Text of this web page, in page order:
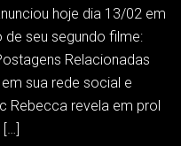
hoje dia 13/02 em
seu segundo filme:
Relacionadas
sua rede social e
Rebecca revela em prol